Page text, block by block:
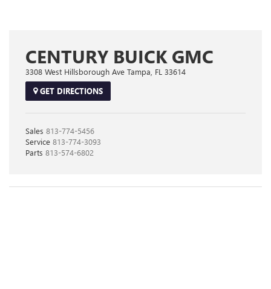
CENTURY BUICK GMC
3308 West Hillsborough Ave Tampa, FL 33614
GET DIRECTIONS
Sales 813-774-5456
Service 813-774-3093
Parts 813-574-6802